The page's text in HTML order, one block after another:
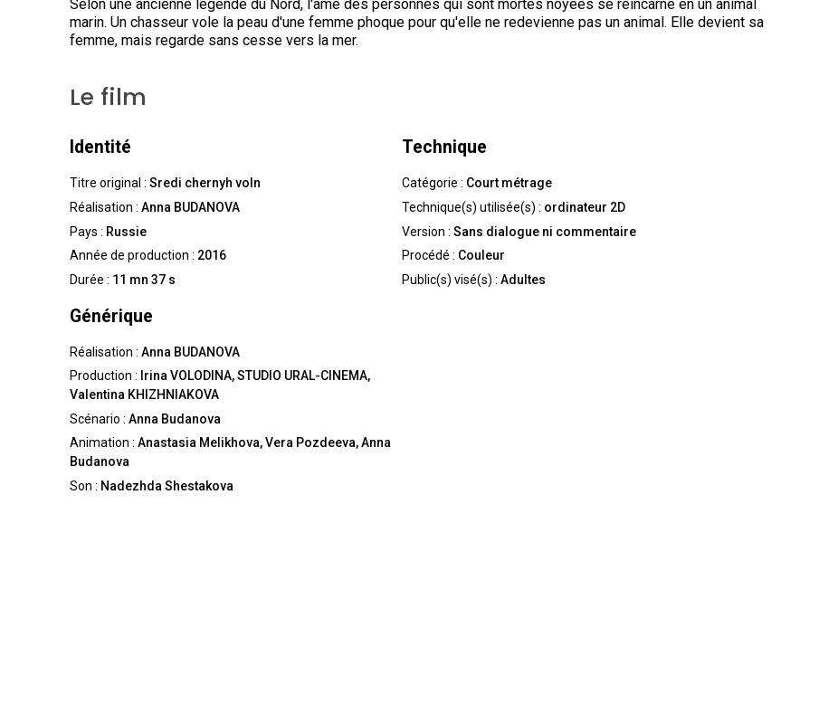
Selon une ancienne légende du Nord, l'âme des personnes qui sont mortes noyées se réincarne en un animal
marin. Un chasseur vole la peau d'une femme phoque pour qu'elle ne redevienne pas un animal. Elle devient sa
femme, mais regarde sans cesse vers la mer.
Le film
Identité
Titre original : Sredi chernyh voln
Réalisation : Anna BUDANOVA
Pays : Russie
Année de production : 2016
Durée : 11 mn 37 s
Technique
Catégorie : Court métrage
Technique(s) utilisée(s) : ordinateur 2D
Version : Sans dialogue ni commentaire
Procédé : Couleur
Public(s) visé(s) : Adultes
Générique
Réalisation : Anna BUDANOVA
Production : Irina VOLODINA, STUDIO URAL-CINEMA,
Valentina KHIZHNIAKOVA
Scénario : Anna Budanova
Animation : Anastasia Melikhova, Vera Pozdeeva, Anna
Budanova
Son : Nadezhda Shestakova